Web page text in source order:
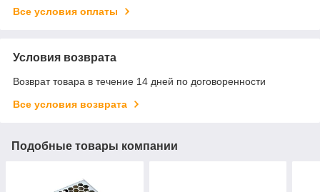
Все условия оплаты
Условия возврата
Возврат товара в течение 14 дней по договоренности
Все условия возврата
Подобные товары компании